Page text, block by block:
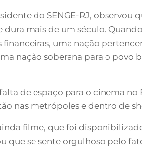
do SENGE-RJ,
dura mais de um século.
uma nação
nação soberana para o
de espaço para o cinema
nas metrópoles e dentro de
filme, que foi
que se sente orgulhoso pelo